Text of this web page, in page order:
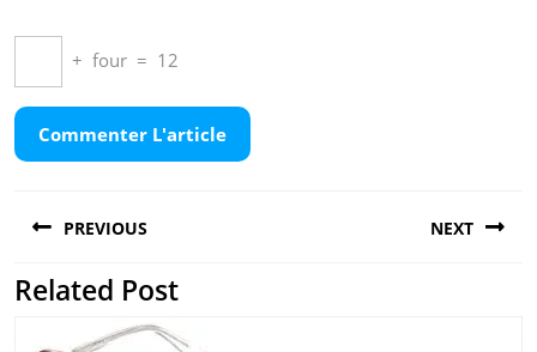
+ four = 12
de
l’article
PREVIOUS
Previous
NEXT
Related Post